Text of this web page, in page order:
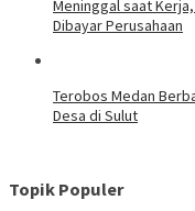
Meninggal saat
Dibayar Perusahaan
Terobos Medan
Desa di Sulut
Topik Populer